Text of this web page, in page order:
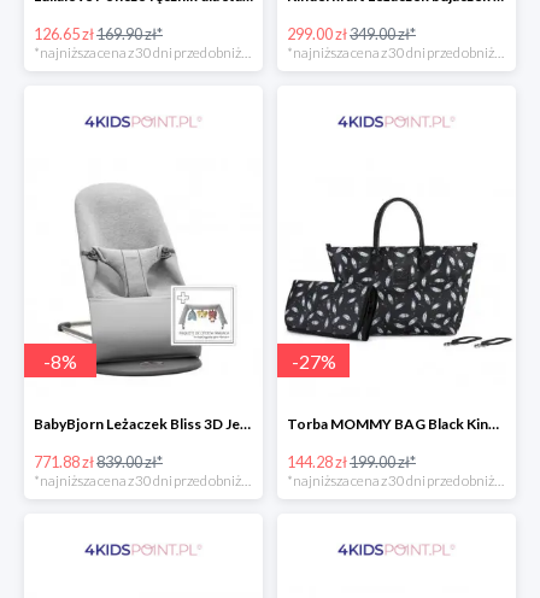
126.65 zł169.90 zł*
*najniższa cena z 30 dni przed obniżką
299.00 zł349.00 zł*
*najniższa cena z 30 dni przed obniżką
-8%
BabyBjorn Leżaczek Bliss 3D Jersey
771.88 zł839.00 zł*
-27%
Torba MOMMY BAG Black Kinderkraft
144.28 zł199.00 zł*